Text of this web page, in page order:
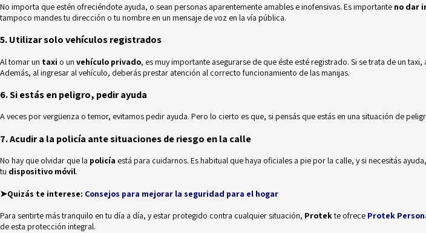
No importa que estén ofreciéndote ayuda, o sean personas aparentemente amables e inofensivas. Es importante no dar
tampoco mandes tu dirección o tu nombre en un mensaje de voz en la vía pública.
5. Utilizar solo vehículos registrados
Al tomar un taxi o un vehículo privado, es muy importante asegurarse de que éste esté registrado. Si se trata de un
Además, al ingresar al vehículo, deberás prestar atención al correcto funcionamiento de las manijas.
6. Si estás en peligro, pedir ayuda
A veces por vergüenza o temor, evitamos pedir ayuda. Pero lo cierto es que, si pensás que estás en una situación de
7. Acudir a la policía ante situaciones de riesgo en la calle
No hay que olvidar que la policía está para cuidarnos. Es habitual que haya oficiales a pie por la calle, y si necesitás
tu dispositivo móvil.
➤Quizás te interese: Consejos para mejorar la seguridad para el hogar
Para sentirte más tranquilo en tu día a día, y estar protegido contra cualquier situación, Protekte ofrece Protek
de esta protección integral.